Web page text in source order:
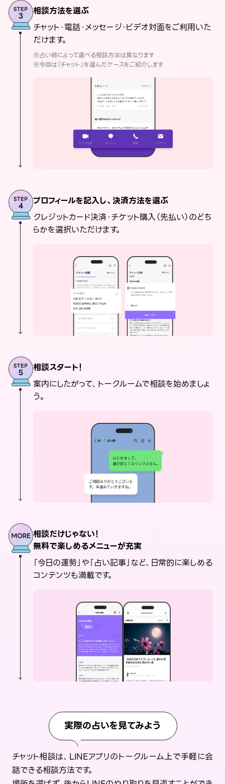
相談方法を選ぶ
チャット・電話・メッセージ・ビデオ対面をご利用いた
だけます。
※占い師によって選べる相談方法は異なります
※今回は「チャット」を選んだケースをご紹介します
プロフィールを記入し、決済方法を選ぶ
クレジットカード決済・チケット購入（先払い）のどち
らかを選択いただけます。
相談スタート！
案内にしたがって、トークルームで相談を始めましょ
う。
相談だけじゃない！
無料で楽しめるメニューが充実
「今日の運勢」や「占い記事」など、日常的に楽しめる
コンテンツも満載です。
実際の占いを見てみよう
チャット相談は、LINEアプリのトークルーム上で手軽に会
話できる相談方法です。